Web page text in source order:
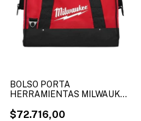
BOLSO PORTA
HERRAMIENTAS MILWAUKEE
$72.716,00